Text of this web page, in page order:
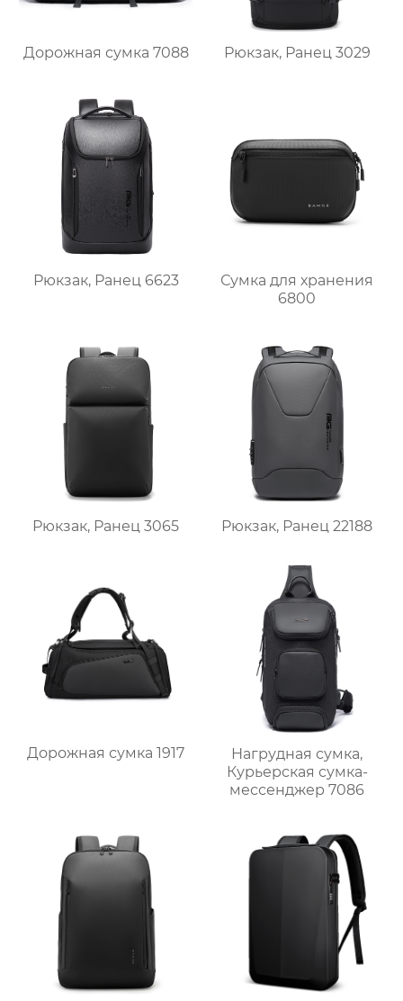
Дорожная сумка 7088 Рюкзак, Ранец 3029
Рюкзак, Ранец 6623
Сумка для хранения
6800
Рюкзак, Ранец 3065 Рюкзак, Ранец 22188
Дорожная сумка 1917
Нагрудная сумка,
Курьерская сумка-
мессенджер 7086